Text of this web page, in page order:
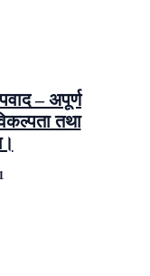
– अपूर्ण
तथा